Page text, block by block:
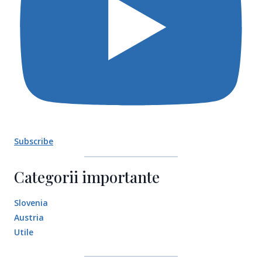
Subscribe
Categorii importante
Slovenia
Austria
Utile